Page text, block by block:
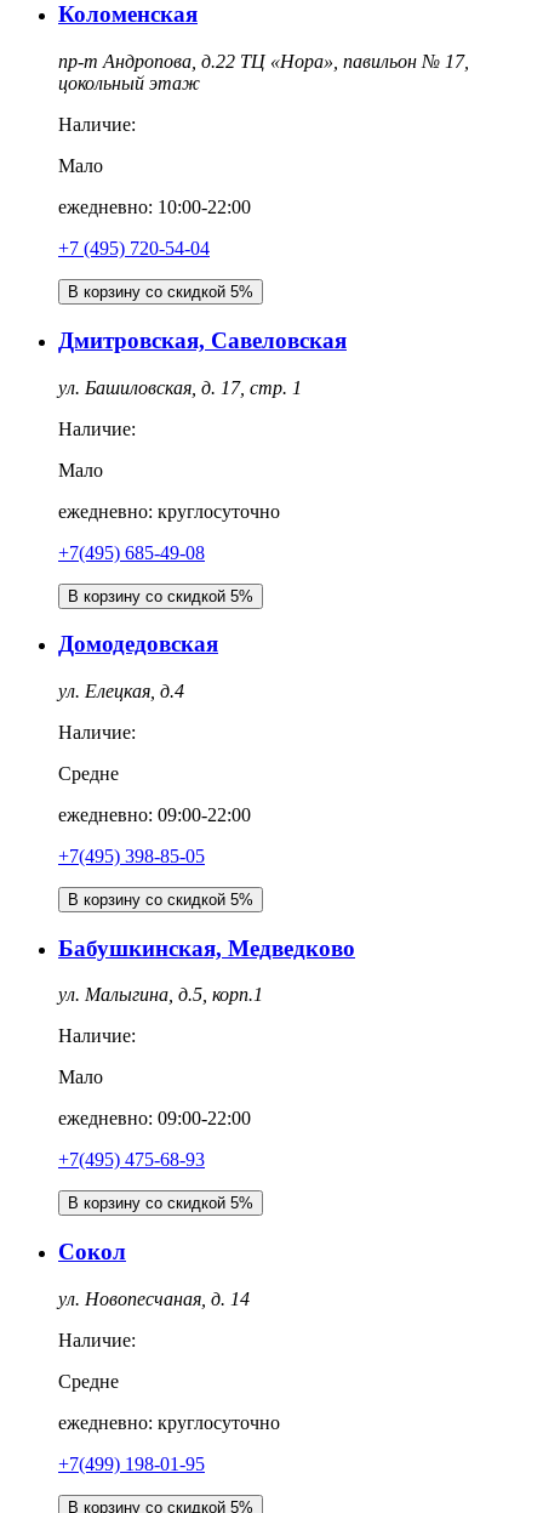
Коломенская
пр-т Андропова, д.22 ТЦ «Нора», павильон № 17,
цокольный этаж
Наличие:
Мало
ежедневно: 10:00-22:00
‎+7 (495) 720-54-04
В корзину со скидкой 5%
Дмитровская, Савеловская
ул. Башиловская, д. 17, стр. 1
Наличие:
Мало
ежедневно: круглосуточно
+7(495) 685-49-08
В корзину со скидкой 5%
Домодедовская
ул. Елецкая, д.4
Наличие:
Средне
ежедневно: 09:00-22:00
+7(495) 398-85-05
В корзину со скидкой 5%
Бабушкинская, Медведково
ул. Малыгина, д.5, корп.1
Наличие:
Мало
ежедневно: 09:00-22:00
+7(495) 475-68-93
В корзину со скидкой 5%
Сокол
ул. Новопесчаная, д. 14
Наличие:
Средне
ежедневно: круглосуточно
+7(499) 198-01-95
В корзину со скидкой 5%